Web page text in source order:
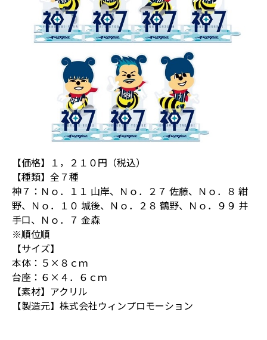
【価格】１，２１０円（税込）
【種類】全７種
神７：Ｎｏ．１１ 山岸、Ｎｏ．２７ 佐藤、Ｎｏ．８ 紺
野、Ｎｏ．１０ 城後、Ｎｏ．２８ 鶴野、Ｎｏ．９９ 井
手口、Ｎｏ．７ 金森
※順位順
【サイズ】
本体：５×８ｃｍ
台座：６×４．６ｃｍ
【素材】アクリル
【製造元】株式会社ウィンプロモーション